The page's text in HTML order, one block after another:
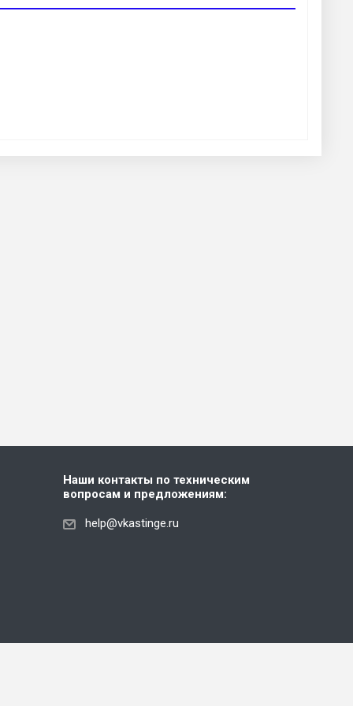
Наши контакты по техническим
вопросам и предложениям:
help@vkastinge.ru